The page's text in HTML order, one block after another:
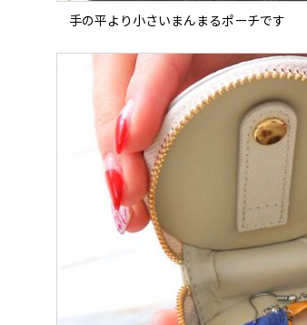
手の平より小さいまんまるポーチです